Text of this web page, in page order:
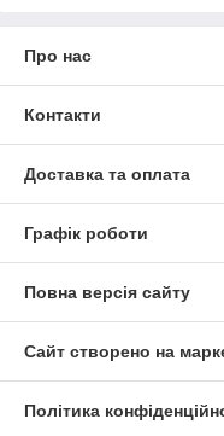
Про нас
Контакти
Доставка та оплата
Графік роботи
Повна версія сайту
Сайт створено на
Політика